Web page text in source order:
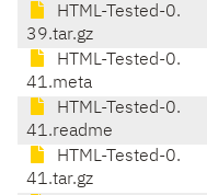
HTML-Tested-0.
39.tar.gz
HTML-Tested-0.
41.meta
HTML-Tested-0.
41.readme
HTML-Tested-0.
41.tar.gz